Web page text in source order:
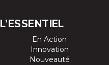
L’ESSENTIEL
En Action
Innovation
Nouveauté